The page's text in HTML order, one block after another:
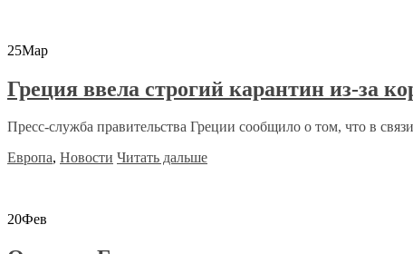
25Мар
Греция ввела строгий карантин из-за
Пресс-служба правительства Греции сообщило о том, что в
Европа, Новости Читать дальше
20Фев